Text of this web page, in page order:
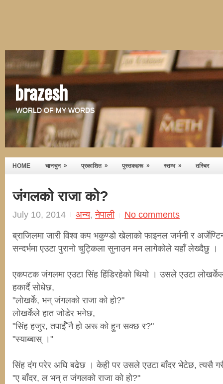
brazesh
WORLD OF MY WORDS
HOME चानचुन » प्रकाशित » पुस्तकहरू » स्तम्भ » तस्बिर
जंगलको राजा को?
July 10, 2014 अन्य,नेपाली
No comments
ब्राजिलमा जारी विश्व कप भकुण्डो खेलाको फाइनल जर्मनी र
सन्दर्भमा एउटा पुरानो चुट्किला सुनाउन मन लागेकोले यहाँ लेख्दैछु ।
एकपटक जंगलमा एउटा सिंह हिंडिरहेको थियो । उसले एउटा
हकार्दै सोधेछ,
"लोखर्के, भन् जंगलको राजा को हो?"
लोखर्केले हात जोडेर भनेछ,
"सिंह हजुर, तपाईँ नै हो अरू को हुन सक्छ र?"
"स्याब्बास् ।"
सिंह दंग परेर अघि बढेछ । केही पर उसले एउटा बाँदर भेटेछ, त्यसै
"ए बाँदर, ल भन् त जंगलको राजा को हो?"